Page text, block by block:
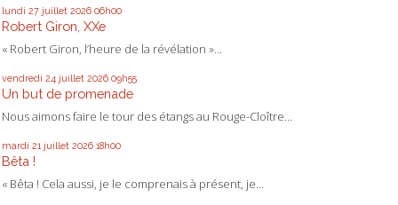
lundi 27 juillet 2026 06h00
Robert Giron, XXe
« Robert Giron, l’heure de la révélation »...
vendredi 24 juillet 2026 09h55
Un but de promenade
Nous aimons faire le tour des étangs au Rouge-Cloître...
mardi 21 juillet 2026 18h00
Bêta !
« Bêta ! Cela aussi, je le comprenais à présent, je...